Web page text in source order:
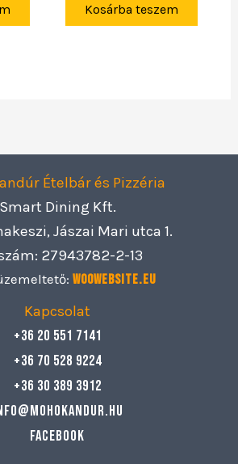
Kosárba teszem
Ételbár és Pizzéria
Smart Dining Kft.
Jászai Mari utca 1.
27943782-2-13
Woowebsite.eu
Kapcsolat
+36 20 551 7141
+36 70 528 9224
+36 30 389 3912
Facebook